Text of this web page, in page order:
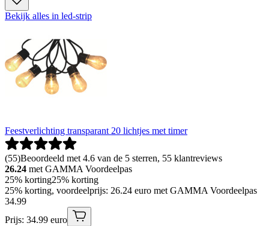
Bekijk alles in led-strip
Feestverlichting transparant 20 lichtjes met timer
(55)Beoordeeld met 4.6 van de 5 sterren, 55 klantreviews
26.24 met GAMMA Voordeelpas
25% korting25% korting
25% korting, voordeelprijs: 26.24 euro met GAMMA Voordeelpas
34.99
Prijs: 34.99 euro